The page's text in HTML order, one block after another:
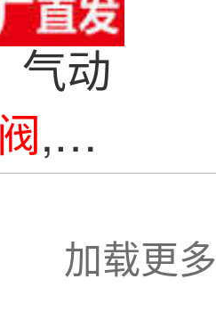
气动
阀,法
加载更多